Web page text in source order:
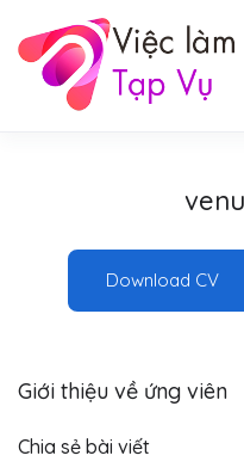
Download CV
Giới thiệu về ứng viên
Chia sẻ bài viết